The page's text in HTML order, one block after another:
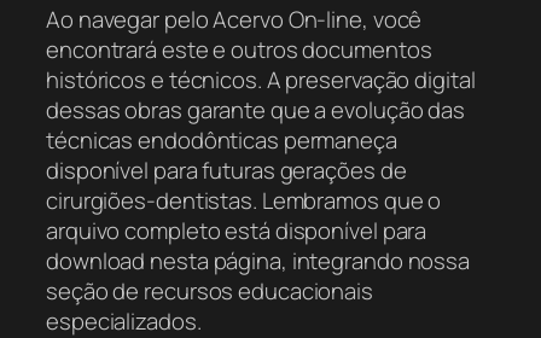
Ao navegar pelo Acervo On-line, você
encontrará este e outros documentos
históricos e técnicos. A preservação digital
dessas obras garante que a evolução das
técnicas endodônticas permaneça
disponível para futuras gerações de
cirurgiões-dentistas. Lembramos que o
arquivo completo está disponível para
download nesta página, integrando nossa
seção de recursos educacionais
especializados.